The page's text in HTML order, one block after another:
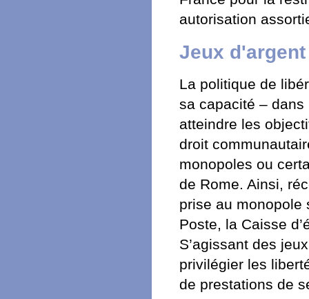
autorisation
Jeux
La politique de
sa capacité –
atteindre les
droit
monopoles ou
de Rome. Ainsi,
prise au monopole
Poste, la Caisse
S’agissant des
privilégier les
de prestations de